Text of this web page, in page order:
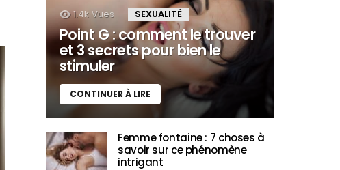
1.4k Vues SEXUALITÉ
Point G : comment le trouver
et 3 secrets pour bien le
stimuler
CONTINUER À LIRE
Femme fontaine : 7 choses à
savoir sur ce phénomène
intrigant